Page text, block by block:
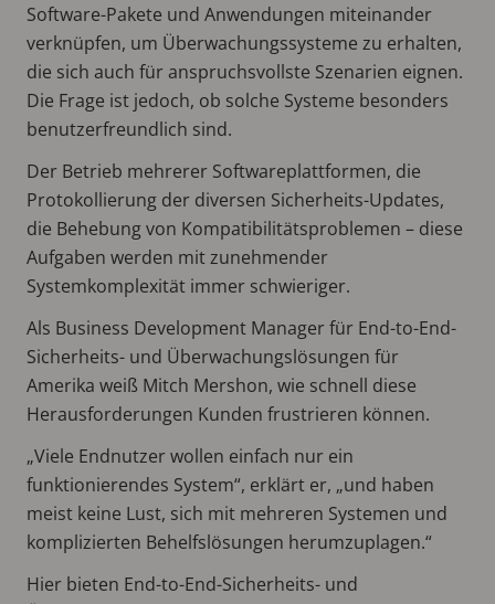
Software-Pakete und Anwendungen miteinander
verknüpfen, um Überwachungssysteme zu erhalten,
die sich auch für anspruchsvollste Szenarien eignen.
Die Frage ist jedoch, ob solche Systeme besonders
benutzerfreundlich sind.
Der Betrieb mehrerer Softwareplattformen, die
Protokollierung der diversen Sicherheits-Updates,
die Behebung von Kompatibilitätsproblemen – diese
Aufgaben werden mit zunehmender
Systemkomplexität immer schwieriger.
Als Business Development Manager für End-to-End-
Sicherheits- und Überwachungslösungen für
Amerika weiß Mitch Mershon, wie schnell diese
Herausforderungen Kunden frustrieren können.
„Viele Endnutzer wollen einfach nur ein
funktionierendes System“, erklärt er, „und haben
meist keine Lust, sich mit mehreren Systemen und
komplizierten Behelfslösungen herumzuplagen.“
Hier bieten End-to-End-Sicherheits- und